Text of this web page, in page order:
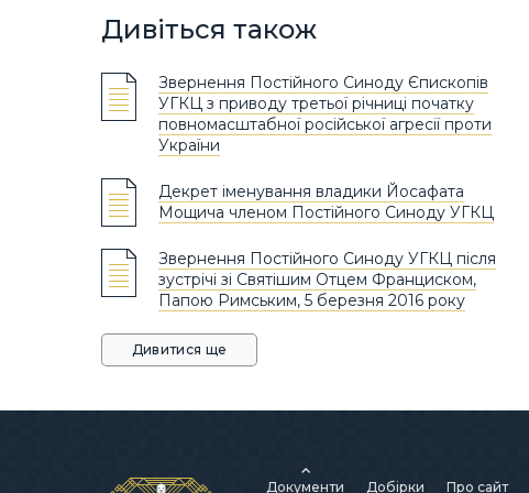
Дивіться також
Звернення Постійного Синоду Єпископів
УГКЦ з приводу третьої річниці початку
повномасштабної російської агресії проти
України
Декрет іменування владики Йосафата
Мощича членом Постійного Синоду УГКЦ
Звернення Постійного Синоду УГКЦ після
зустрічі зі Святішим Отцем Франциском,
Папою Римським, 5 березня 2016 року
Дивитися ще
Документи Добірки Про сайт